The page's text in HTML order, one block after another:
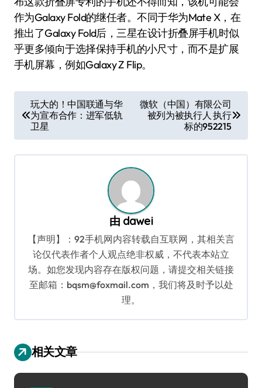
作为Galaxy Fold的继任者。不同于华为Mate X，在
推出了Galaxy Fold后，三星在设计折叠屏手机时似
乎更多倾向于选择保持手机的小尺寸，而不是扩展
手机屏幕，例如Galaxy Z Flip。
章
导
航
玩大的！中国联通与华
为宣布合作：进军低轨
卫星
微软（中国）有限公司
被列为被执行人 执行
标的952215
由 dawei
【声明】：92手机网内容转载自互联网，其相关言
论仅代表作者个人观点绝非权威，不代表本站立
场。如您发现内容存在版权问题，请提交相关链接
至邮箱：bqsm@foxmail.com，我们将及时予以处
理。
相关文章